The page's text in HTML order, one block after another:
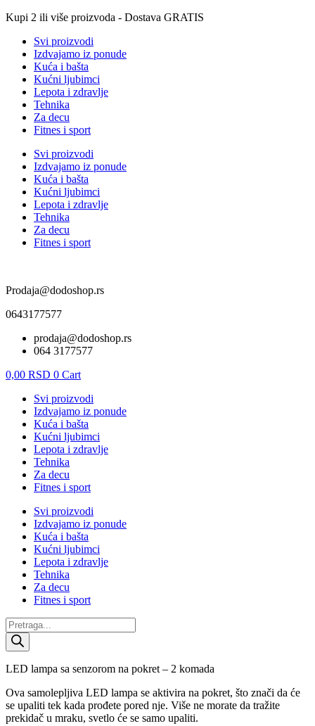
Skip
content
Kupi 2 ili više proizvoda - Dostava GRATIS
Svi proizvodi
Izdvajamo iz ponude
Kuća i bašta
Kućni ljubimci
Lepota i zdravlje
Tehnika
Za decu
Fitnes i sport
Svi proizvodi
Izdvajamo iz ponude
Kuća i bašta
Kućni ljubimci
Lepota i zdravlje
Tehnika
Za decu
Fitnes i sport
Prodaja@dodoshop.rs
0643177577
prodaja@dodoshop.rs
064 3177577
0,00 RSD 0 Cart
Svi proizvodi
Izdvajamo iz ponude
Kuća i bašta
Kućni ljubimci
Lepota i zdravlje
Tehnika
Za decu
Fitnes i sport
Svi proizvodi
Izdvajamo iz ponude
Kuća i bašta
Kućni ljubimci
Lepota i zdravlje
Tehnika
Za decu
Fitnes i sport
Products
search
LED lampa sa senzorom na pokret – 2 komada
Ova samolepljiva LED lampa se aktivira na pokret, što znači da će
se upaliti tek kada prođete pored nje. Više ne morate da tražite
prekidač u mraku, svetlo će se samo upaliti.